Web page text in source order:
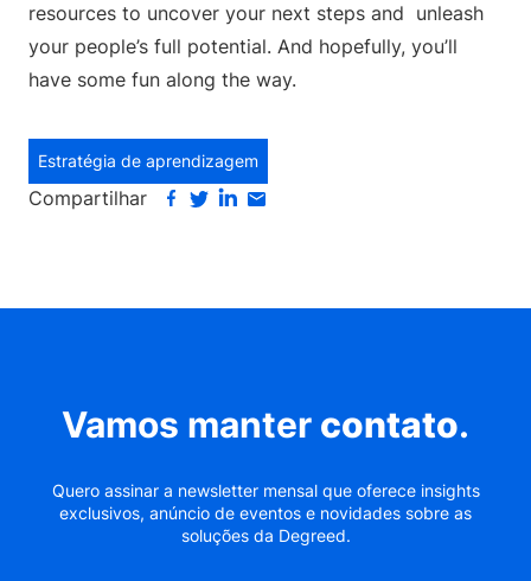
resources to uncover your next steps and unleash
your people’s full potential. And hopefully, you’ll
have some fun along the way.
Estratégia de aprendizagem
Compartilhar
Vamos manter contato.
Quero assinar a newsletter mensal que oferece insights
exclusivos, anúncio de eventos e novidades sobre as
soluções da Degreed.